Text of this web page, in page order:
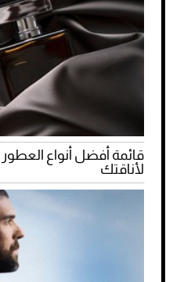
قائمة أفضل أنواع العطور
لأناقتك